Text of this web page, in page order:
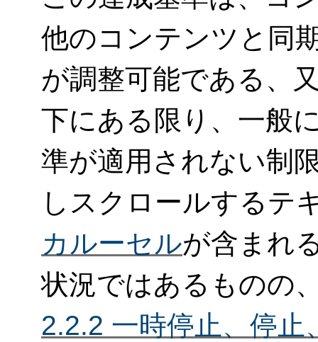
他のコンテンツと同
が調整可能である、
下にある限り、一般
準が適用されない制
しスクロールするテ
カルーセルが含まれ
状況ではあるものの
2.2.2 一時停止、停止